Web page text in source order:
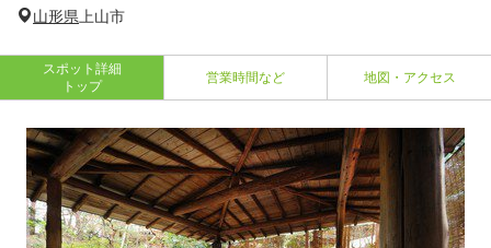
山形県上山市
スポット詳細
トップ
営業時間など 地図・アクセス